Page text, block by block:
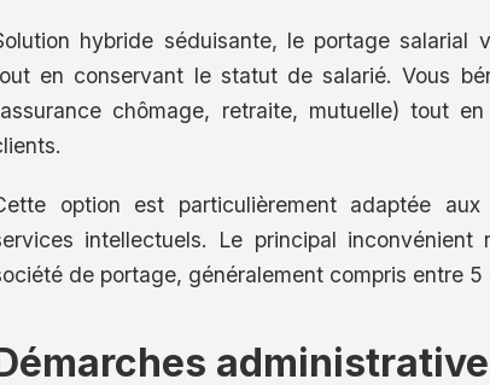
hybride séduisante, le portage salarial
en conservant le statut de salarié. Vous
chômage, retraite, mutuelle) tout
option est particulièrement adaptée
intellectuels. Le principal
de portage, généralement compris entre